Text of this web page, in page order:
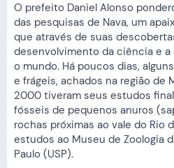
O prefeito Daniel Alonso
das pesquisas de Nava, um
que através de suas
desenvolvimento da ciência e a
o mundo. Há poucos dias,
e frágeis, achados na região de
2000 tiveram seus estudos
fósseis de pequenos anuros
rochas próximas ao vale do Rio
estudos ao Museu de Zoologia
Paulo (USP).